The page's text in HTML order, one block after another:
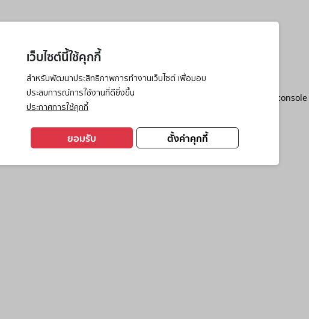
เว็บไซต์นี้ใช้คุกกี้
สำหรับพัฒนาประสิทธิภาพการทำงานเว็บไซต์ เพื่อมอบ
ประสบการณ์การใช้งานที่ดียิ่งขึ้น
ประกาศการใช้คุกกี้
ตั้งค่าคุกกี้
ยอมรับ
has occurred while loading browser console